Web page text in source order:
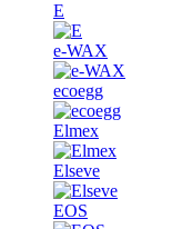
E
e-WAX
ecoegg
Elmex
Elseve
EOS